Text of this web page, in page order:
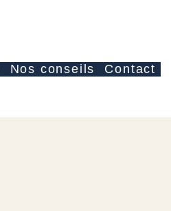
Nos conseils Contact